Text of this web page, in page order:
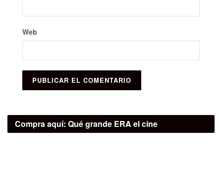
Web
Compra aquí: Qué grande ERA el cine